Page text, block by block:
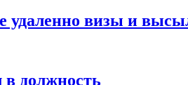
удаленно визы и
должность